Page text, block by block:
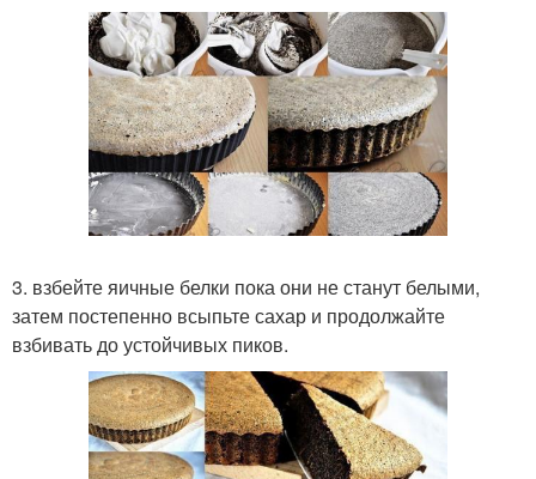
3. взбейте яичные белки пока они не станут белыми,
затем постепенно всыпьте сахар и продолжайте
взбивать до устойчивых пиков.